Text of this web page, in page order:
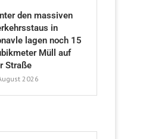
den massiven
in
lagen noch 15
Müll auf
Straße
2026